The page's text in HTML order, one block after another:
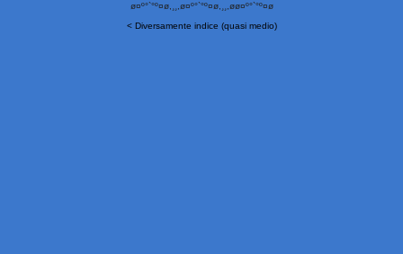
ø¤º°`°º¤ø,¸¸,ø¤º°`°º¤ø,¸¸,øø¤º°`°º¤ø
< Diversamente indice (quasi medio)